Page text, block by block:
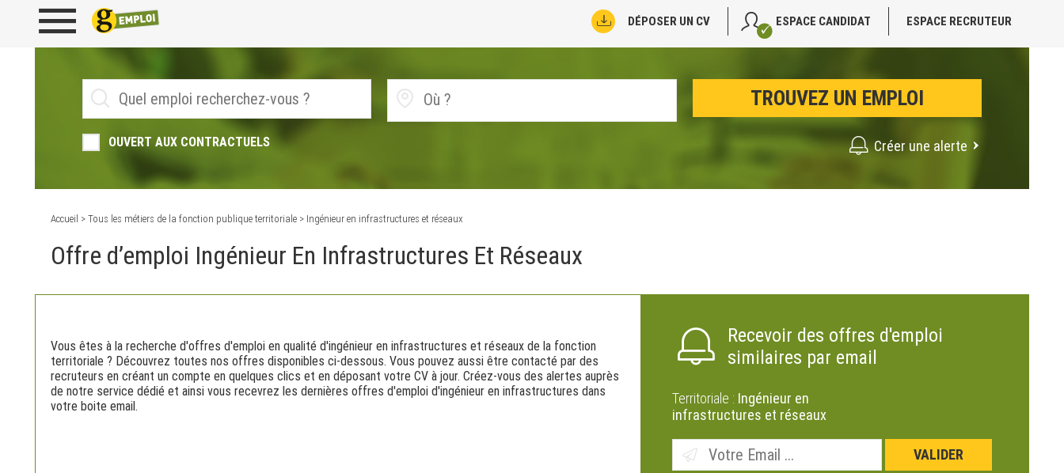
DÉPOSER UN CV ESPACE CANDIDAT ESPACE RECRUTEUR
OUVERT AUX CONTRACTUELS Créer une alerte
Accueil > Tous les métiers de la fonction publique territoriale > Ingénieur en infrastructures et réseaux
Offre d’emploi Ingénieur En Infrastructures Et Réseaux
Vous êtes à la recherche d'offres d'emploi en qualité d'ingénieur en infrastructures et réseaux de la fonction
territoriale ? Découvrez toutes nos offres disponibles ci-dessous. Vous pouvez aussi être contacté par des
recruteurs en créant un compte en quelques clics et en déposant votre CV à jour. Créez-vous des alertes auprès
de notre service dédié et ainsi vous recevrez les dernières offres d'emploi d'ingénieur en infrastructures dans
votre boite email.
Recevoir des offres d'emploi
similaires par email
Territoriale : Ingénieur en
infrastructures et réseaux